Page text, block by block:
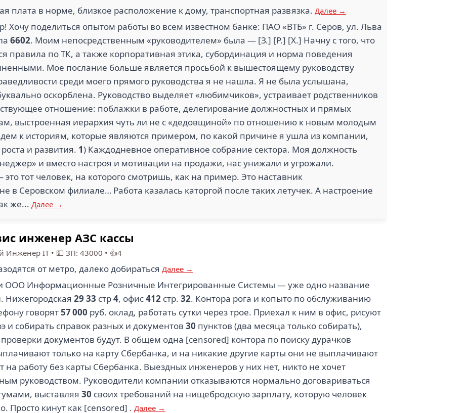
плата в норме, близкое расположение к дому, транспортная развязка. Далее →
Хочу поделиться опытом работы во всем известном банке: ПАО «ВТБ» г. Серов, ул. Льва
6602. Моим непосредственным «руководителем» была — [З.] [Р.] [Х.] Начну с того, что
правила по ТК, а также корпоративная этика, субординация и норма поведения
Мое послание больше является просьбой к вышестоящему руководству
среди моего прямого руководства я не нашла. Я не была услышана,
оскорблена. Руководство выделяет «любимчиков», устраивает родственников
отношение: поблажки в работе, делегирование должностных и прямых
выстроенная иерархия чуть ли не с «дедовщиной» по отношению к новым молодым
к историям, которые являются примером, по какой причине я ушла из компании,
и развития. 1) Каждодневное оперативное собрание сектора. Моя должность
и вместо настроя и мотивации на продажи, нас унижали и угрожали.
тот человек, на которого смотришь, как на пример. Это наставник
Серовском филиале… Работа казалась каторгой после таких летучек. А настроение
же... Далее →
инженер АЗС кассы
Инженер IT• 💵 ЗП: 43000 • 👍4
от метро, далеко добираться Далее →
ООО Информационные Розничные Интегрированные Системы — уже одно название
Нижегородская 29 33 стр4, офис412 стр. 32. Контора рога и копыто по обслуживанию
говорят57 000 руб. оклад, работать сутки через трое. Приехал к ним в офис, рисуют
и собирать справок разных и документов 30 пунктов (два месяца только собирать),
документов будут. В общем одна [censored] контора по поиску дурачков
только на карту Сбербанка, и на никакие другие карты они не выплачивают
на работу без карты Сбербанка. Выездных инженеров у них нет, никто не хочет
руководством. Руководители компании отказываются нормально договариваться
выставляя 30 своих требований на нищебродскую зарплату, которую человек
Просто кинут как [censored] . Далее →